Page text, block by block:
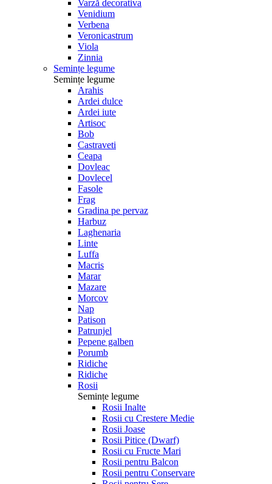
Varză decorativa
Venidium
Verbena
Veronicastrum
Viola
Zinnia
Semințe legume
Semințe legume
Arahis
Ardei dulce
Ardei iute
Artisoc
Bob
Castraveti
Ceapa
Dovleac
Dovlecel
Fasole
Frag
Gradina pe pervaz
Harbuz
Laghenaria
Linte
Luffa
Macris
Marar
Mazare
Morcov
Nap
Patison
Patrunjel
Pepene galben
Porumb
Ridiche
Ridiche
Rosii
Semințe legume
Rosii Inalte
Rosii cu Crestere Medie
Rosii Joase
Rosii Pitice (Dwarf)
Rosii cu Fructe Mari
Rosii pentru Balcon
Rosii pentru Conservare